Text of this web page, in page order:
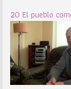
20 El pueblo